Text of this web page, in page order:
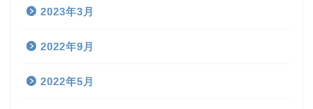
2023年3月
2022年9月
2022年5月